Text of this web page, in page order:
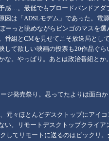
感…。最低でもブロードバンドアダ
因は「ADSLモデム」であった。電
ーっと眺めながらビンゴのマスを
番組とCMを見せてこそ放送局とし
して欲しい映画の投票も20作品ぐ
な。やっぱり。あとは政治番組とか
ジ発売祭り。思ってたよりは面白
元々ほとんどデスクトップにアイ
い。リモートデスクトップクライ
してリモートに送るのはビックリ